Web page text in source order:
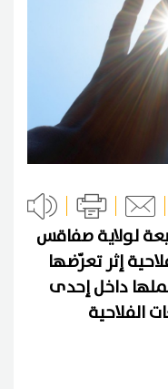
لولاية صفاقس
إثر تعرّضها
داخل إحدى
الفلاحية